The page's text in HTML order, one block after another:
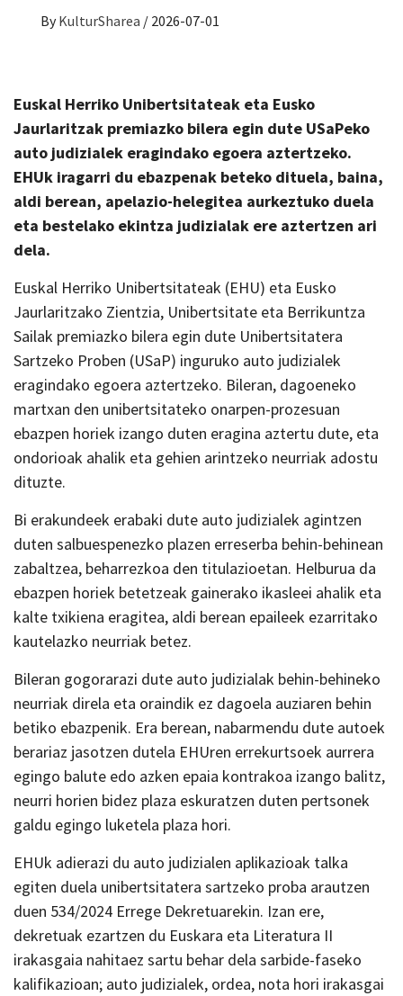
By KulturSharea / 2026-07-01
Euskal Herriko Unibertsitateak eta Eusko
Jaurlaritzak premiazko bilera egin dute USaPeko
auto judizialek eragindako egoera aztertzeko.
EHUk iragarri du ebazpenak beteko dituela, baina,
aldi berean, apelazio-helegitea aurkeztuko duela
eta bestelako ekintza judizialak ere aztertzen ari
dela.
Euskal Herriko Unibertsitateak (EHU) eta Eusko
Jaurlaritzako Zientzia, Unibertsitate eta Berrikuntza
Sailak premiazko bilera egin dute Unibertsitatera
Sartzeko Proben (USaP) inguruko auto judizialek
eragindako egoera aztertzeko. Bileran, dagoeneko
martxan den unibertsitateko onarpen-prozesuan
ebazpen horiek izango duten eragina aztertu dute, eta
ondorioak ahalik eta gehien arintzeko neurriak adostu
dituzte.
Bi erakundeek erabaki dute auto judizialek agintzen
duten salbuespenezko plazen erreserba behin-behinean
zabaltzea, beharrezkoa den titulazioetan. Helburua da
ebazpen horiek betetzeak gainerako ikasleei ahalik eta
kalte txikiena eragitea, aldi berean epaileek ezarritako
kautelazko neurriak betez.
Bileran gogorarazi dute auto judizialak behin-behineko
neurriak direla eta oraindik ez dagoela auziaren behin
betiko ebazpenik. Era berean, nabarmendu dute autoek
berariaz jasotzen dutela EHUren errekurtsoek aurrera
egingo balute edo azken epaia kontrakoa izango balitz,
neurri horien bidez plaza eskuratzen duten pertsonek
galdu egingo luketela plaza hori.
EHUk adierazi du auto judizialen aplikazioak talka
egiten duela unibertsitatera sartzeko proba arautzen
duen 534/2024 Errege Dekretuarekin. Izan ere,
dekretuak ezartzen du Euskara eta Literatura II
irakasgaia nahitaez sartu behar dela sarbide-faseko
kalifikazioan; auto judizialek, ordea, nota hori irakasgai